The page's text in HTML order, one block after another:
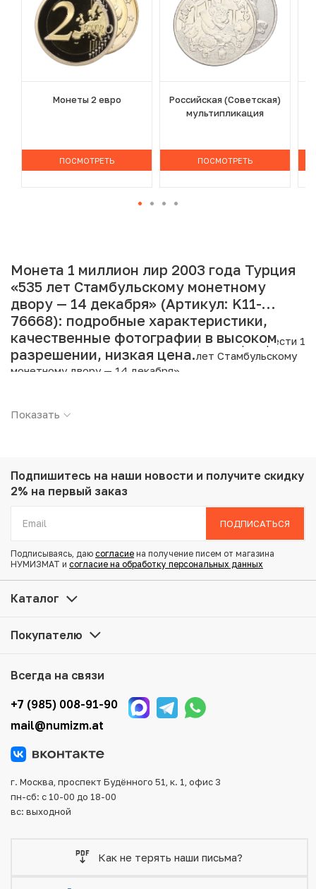
Монеты 2 евро
ПОСМОТРЕТЬ
Российская (Советская)
мультипликация
ПОСМОТРЕТЬ
Монета 1 миллион лир 2003 года Турция
«535 лет Стамбульскому монетному
двору — 14 декабря» (Артикул: K11-
76668): подробные характеристики,
качественные фотографии в высоком
разрешении, низкая цена.
Интернет магазин «Нумизмат» предлагает приобрести 1
миллион лир 2003 года Турция «535 лет Стамбульскому
монетному двору — 14 декабря».
Металл: Биметалл
Вес: 11.87 г
Состояние: UNC
Купить 1 миллион лир 2003 года Турция «535 лет
Стамбульскому монетному двору — 14 декабря» по
привлекательной цене можно в нашем интернет-
наличии на нашем складе.
того, возможен самовывоз товара из офиса магазина.
Для вашего удобства представлены несколько способов
оплаты и доставки заказа. Все отправления надежно и
тщательно упаковываются, что исключает возможность
Показать
Подпишитесь на наши новости и получите скидку
2% на первый заказ
ПОДПИСАТЬСЯ
Подписываясь, даю согласие на получение писем от магазина
НУМИЗМАТ и согласие на обработку персональных данных
Каталог
Покупателю
Всегда на связи
+7 (985) 008-91-90
mail@numizm.at
г. Москва, проспект Будённого 51, к. 1, офис 3
пн-сб: с 10-00 до 18-00
вс: выходной
Как не терять наши письма?